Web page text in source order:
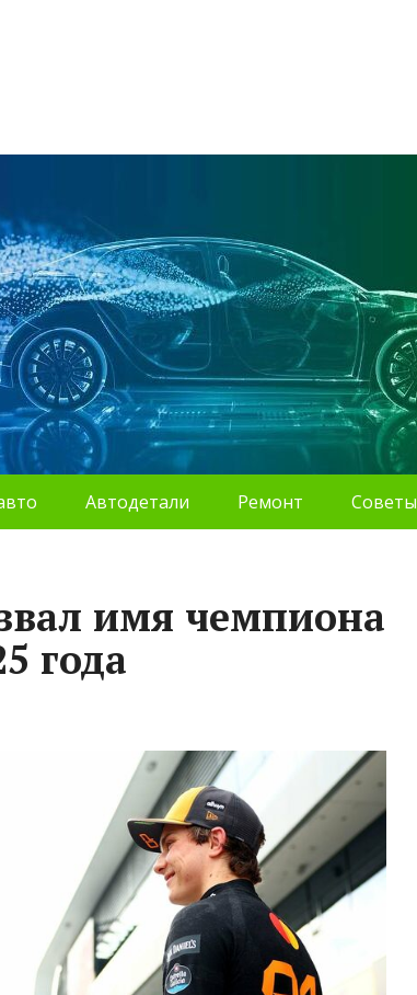
Автодетали Ремонт Советы
имя чемпиона
года